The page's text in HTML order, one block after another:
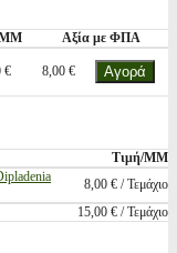
ΜΜ Αξία με ΦΠΑ
€ 8,00 €
Τιμή/ΜΜ
8,00 € / Τεμάχιο
15,00 € / Τεμάχιο